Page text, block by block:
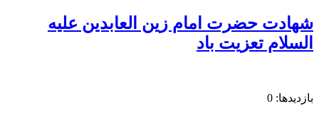
شهادت حضرت امام زین العابدین علیه
السلام تعزیت باد
بازدیدها: 0